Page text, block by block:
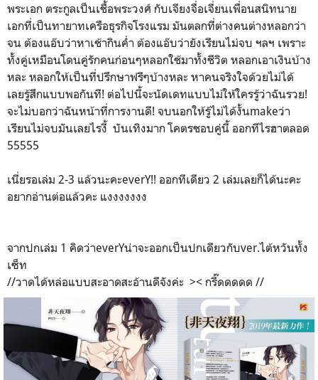
พระเอก ตระกูลเป็นเชื้อพระวงศ์ กับเจียงจื่อเจี่ยนเพื่อนสนิทนาย
เอกที่เป็นทายาทเครือธุรกิจโรงแรม มันตลกที่ต่างคนต่างหลอกว่า
จน ต้องแอ๊บว่าหาเช้ากินค่ำ ต้องแอ๊บว่ายังเรียนไม่จบ ฯลฯ เพราะ
ทั้งคู่เหมือนโดนคู่รักคนก่อนๆหลอกใช้มาทั้งชีวิต หลอกเอาเงินบ้าง
หละ หลอกให้เป็นที่ปรึกษาฟรีๆบ้างหละ หาคนจริงใจด้วยไม่ได้
เลยรู้สึกแบบพอกันที! ต่อไปนี้จะนัดเดทแบบไม่ให้ใครรู้ว่าฉันรวย!
จะไม่บอกว่าฉันหน้าที่การงานดี! จบนอกให้รู้ไม่ได้งั้นmakeว่า
เรียนไม่จบมันเลยไรงี้ บันเทิงมาก โคตรชอบคู่นี้ ออกทีไรฮาตลอด
55555
เนี่ยรอเล่ม 2-3 แล้วนะคะeverY!! ออกทีเดียว 2 เล่มเลยก็ได้นะคะ
อยากอ่านต่อแล้วคะ แงงงงงงง
จากปกเล่ม 1 คิดว่าeverYน่าจะออกเป็นปกเดียวกับver.ไต้หวันทั้ง
เซ็ท
//วาดได้หล่อแบบสะอาดสะอ้านดีจังค่ะ >< กรี๊ดดดดด //